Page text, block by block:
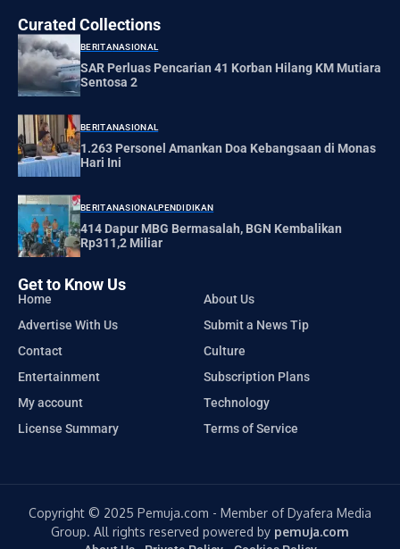
Curated Collections
BERITANASIONAL
SAR Perluas Pencarian 41 Korban Hilang KM Mutiara
Sentosa 2
BERITANASIONAL
1.263 Personel Amankan Doa Kebangsaan di Monas
Hari Ini
BERITANASIONALPENDIDIKAN
414 Dapur MBG Bermasalah, BGN Kembalikan
Rp311,2 Miliar
Get to Know Us
Home
About Us
Advertise With Us
Submit a News Tip
Contact
Culture
Entertainment
Subscription Plans
My account
Technology
License Summary
Terms of Service
Copyright © 2025 Pemuja.com - Member of Dyafera Media
Group. All rights reserved powered by pemuja.com